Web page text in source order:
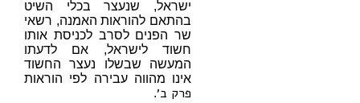
ישראל, שנעצר בכלי השיט
בהתאם להוראות האמנה, רשאי
שר הפנים לסרב לכניסת אותו
חשוד לישראל, אם לדעתו
המעשה שבשלו נעצר החשוד
אינו מהווה עבירה לפי הוראות
פרק ב׳.